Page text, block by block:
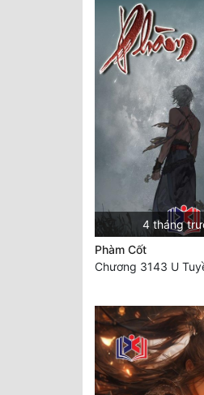
4 tháng
Phàm Cốt